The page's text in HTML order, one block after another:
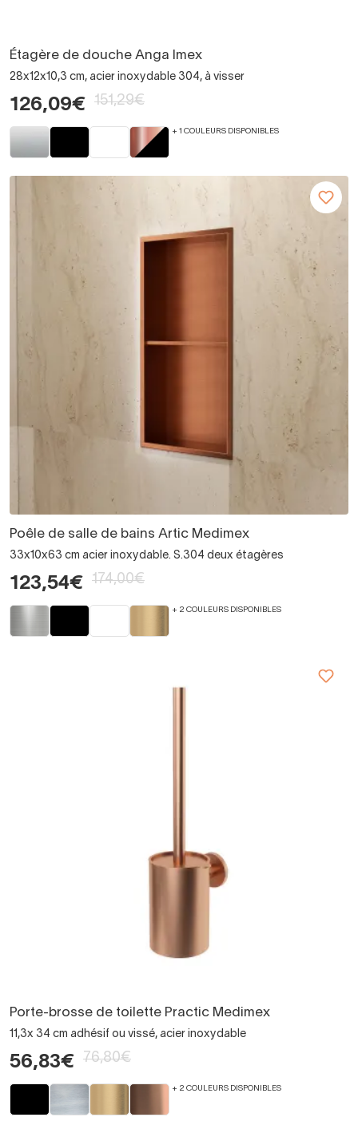
Étagère de douche Anga Imex
28x12x10,3 cm, acier inoxydable 304, à visser
126,09€ 151,29€
+ 1 COULEURS DISPONIBLES
Poêle de salle de bains Artic Medimex
33x10x63 cm acier inoxydable. S.304 deux étagères
123,54€ 174,00€
+ 2 COULEURS DISPONIBLES
Porte-brosse de toilette Practic Medimex
11,3x 34 cm adhésif ou vissé, acier inoxydable
56,83€ 76,80€
+ 2 COULEURS DISPONIBLES